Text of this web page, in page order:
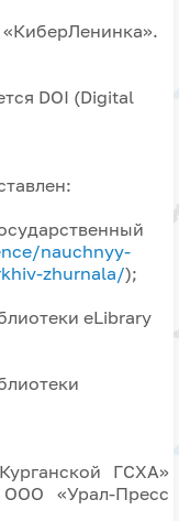
DOI (Digital
nauchnyy-
zhurnala/);
eLibrary
ГСХА»
«Урал-Пресс